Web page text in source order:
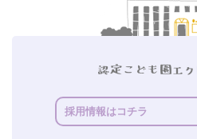
採用情報はコチラ